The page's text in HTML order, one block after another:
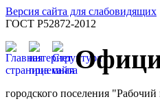
Версия сайта для слабовидящих
ГОСТ Р52872-2012
городского поселения